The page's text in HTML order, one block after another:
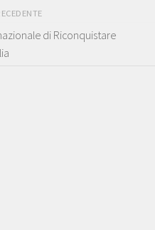
di Riconquistare